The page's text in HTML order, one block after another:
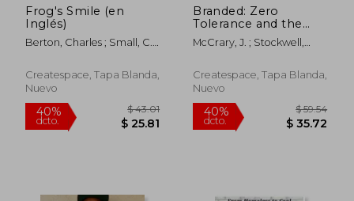
Frog's Smile (en
Inglés)
Berton, Charles ; Small, C.
Createspace, Tapa Blanda,
Nuevo
Branded: Zero
Tolerance and the
Accused Bully (en
Inglés)
McCrary, J. ; Stockwell,
Morgan, Christine A.
Createspace, Tapa Blanda,
Nuevo